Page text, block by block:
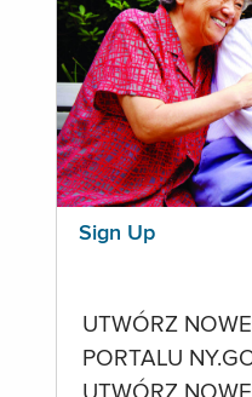
Sign Up
UTWÓRZ
PORTALU